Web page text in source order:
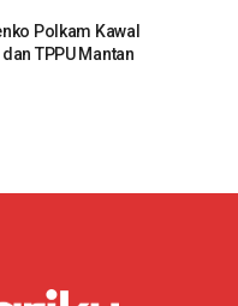
Polkam Kawal
TPPU Mantan